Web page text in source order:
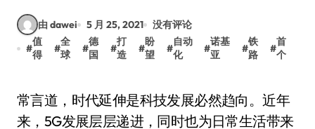
由 dawei 5 月 25, 2021
没有评论
#
值
得
#
全
球
#
德
国
#
打
造
#
盼
望
#
自动
化
#
诺基
亚
#
铁
路
#
首
个
常言道，时代延伸是科技发展必然趋向。近年
来，5G发展层层递进，同时也为日常生活带来